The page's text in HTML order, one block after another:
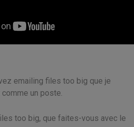
emailing files too big que je
un poste.
too big, que faites-vous avec le